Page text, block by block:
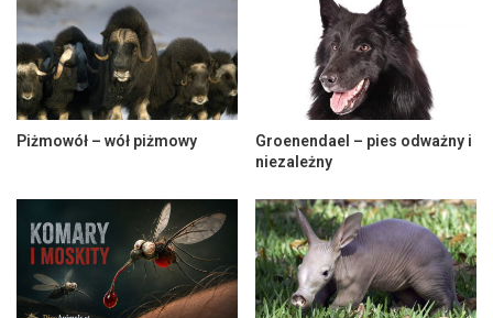
Piżmowół – wół piżmowy
Groenendael – pies odważny i
niezależny